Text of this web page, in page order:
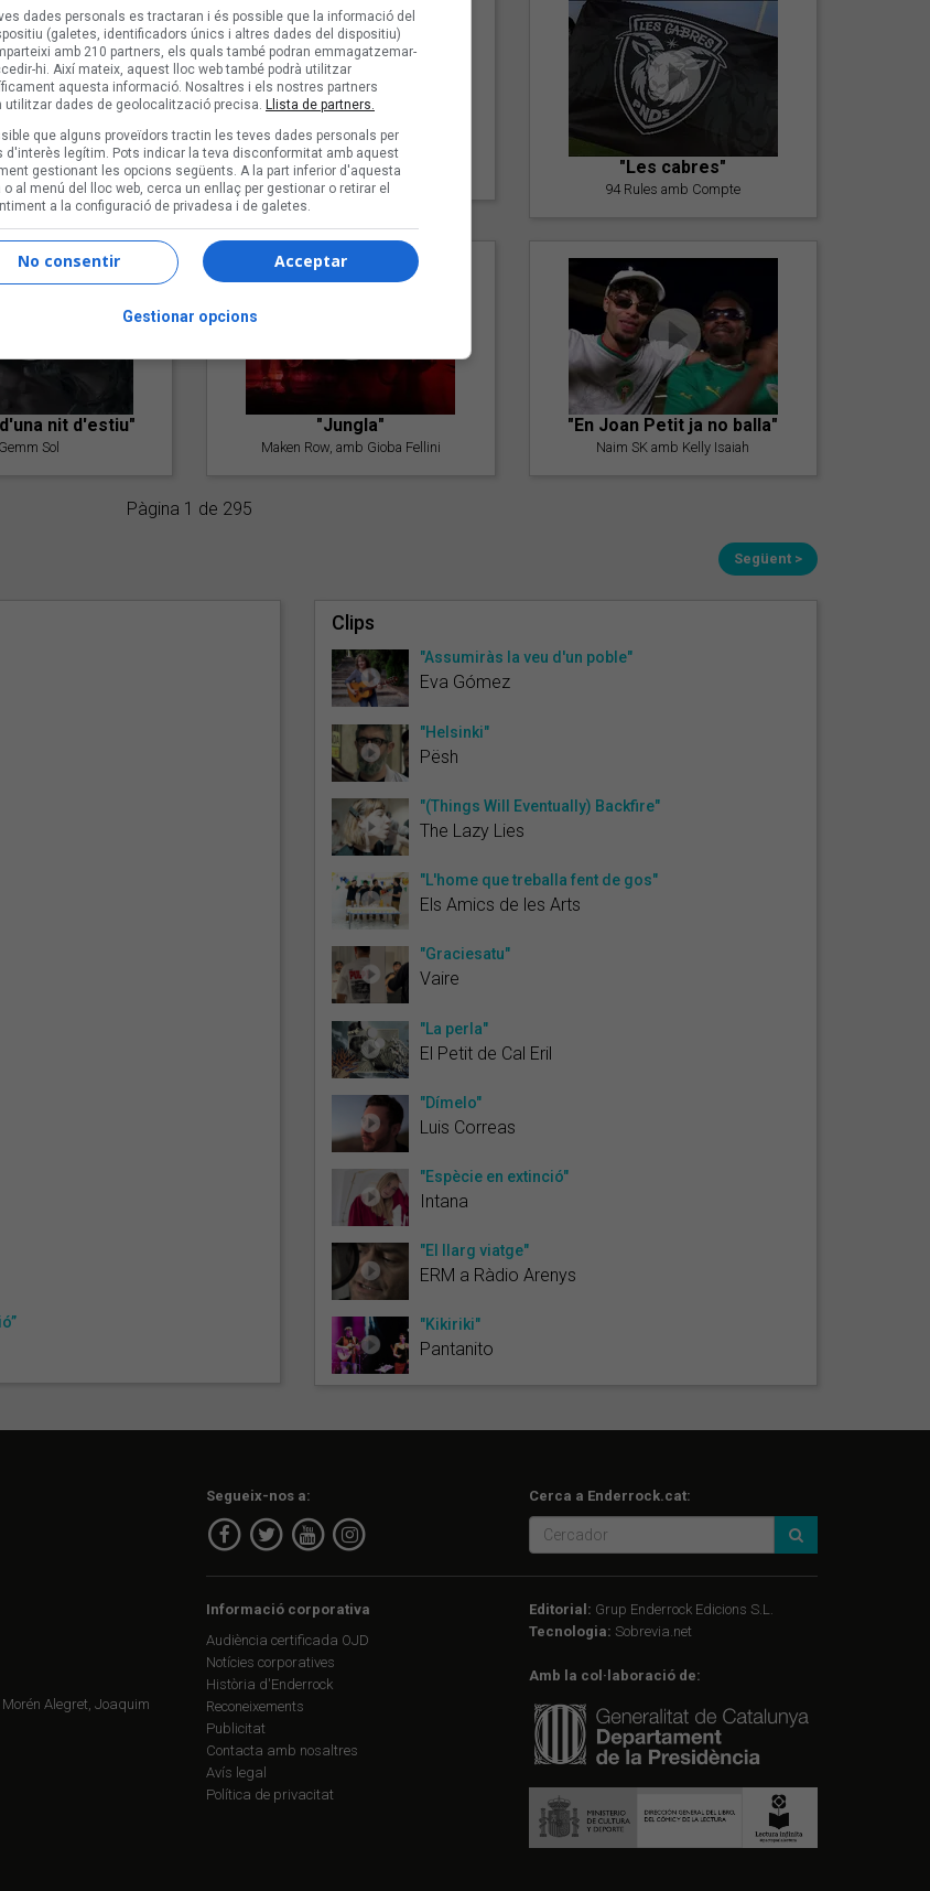
y lo malo"
y María
"Posidònia"
Pep Álvarez amb Joan Muntaner
(Xanguito)
"Les cabres"
94 Rules amb Compte
nit d'estiu"
Gemm Sol
"Jungla"
Maken Row, amb Gioba Fellini
"En Joan Petit ja no balla"
Naim SK amb Kelly Isaiah
Pàgina 1 de 295
Següent >
Clips
"Assumiràs la veu d'un poble"
Eva Gómez
"Helsinki"
Pësh
"(Things Will Eventually) Backfire"
The Lazy Lies
"L'home que treballa fent de gos"
Els Amics de les Arts
"Graciesatu"
Vaire
"La perla"
El Petit de Cal Eril
"Dímelo"
Luis Correas
"Espècie en extinció"
Intana
"El llarg viatge"
ERM a Ràdio Arenys
"Kikiriki"
Pantanito
Alegret, Joaquim
Segueix-nos a: Cerca a Enderrock.cat:
Informació corporativa
Audiència certificada OJD
Notícies corporatives
Història d'Enderrock
Reconeixements
Publicitat
Contacta amb nosaltres
Avís legal
Política de privacitat
Editorial: Grup Enderrock Edicions S.L.
Tecnologia: Sobrevia.net
Amb la col·laboració de:
dades personals es tractaran i és possible que la informació del
(galetes, identificadors únics i altres dades del dispositiu)
amb 210 partners, els quals també podran emmagatzemar-
hi. Així mateix, aquest lloc web també podrà utilitzar
aquesta informació. Nosaltres i els nostres partners
utilitzar dades de geolocalització precisa. Llista de partners.
que alguns proveïdors tractin les teves dades personals per
d'interès legítim. Pots indicar la teva disconformitat amb aquest
gestionant les opcions següents. A la part inferior d'aquesta
o al menú del lloc web, cerca un enllaç per gestionar o retirar el
a la configuració de privadesa i de galetes.
Acceptar
No consentir
Gestionar opcions